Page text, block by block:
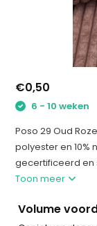
€0,50
6 - 10 weken
Poso 29 Oud
polyester en 10%
gecertificeerd en
Toon meer
Volume